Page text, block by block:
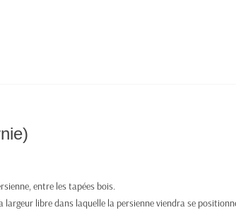
entre les tapées bois.
libre dans laquelle la persienne viendra se